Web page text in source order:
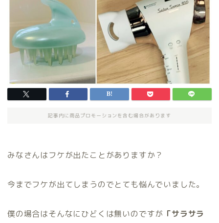
記事内に商品プロモーションを含む場合があります
みなさんはフケが出たことがありますか？
今までフケが出てしまうのでとても悩んでいました。
僕の場合はそんなにひどくは無いのですが 「サラサラ